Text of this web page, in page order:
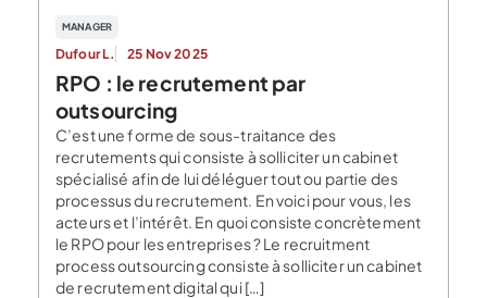
MANAGER
Dufour L. 25 Nov 2025
RPO : le recrutement par
outsourcing
C’est une forme de sous-traitance des
recrutements qui consiste à solliciter un cabinet
spécialisé afin de lui déléguer tout ou partie des
processus du recrutement. En voici pour vous, les
acteurs et l’intérêt. En quoi consiste concrètement
le RPO pour les entreprises ? Le recruitment
process outsourcing consiste à solliciter un cabinet
de recrutement digital qui […]